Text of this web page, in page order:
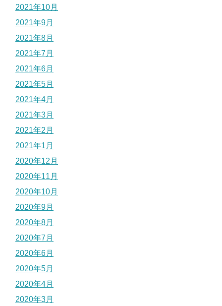
2021年10月
2021年9月
2021年8月
2021年7月
2021年6月
2021年5月
2021年4月
2021年3月
2021年2月
2021年1月
2020年12月
2020年11月
2020年10月
2020年9月
2020年8月
2020年7月
2020年6月
2020年5月
2020年4月
2020年3月